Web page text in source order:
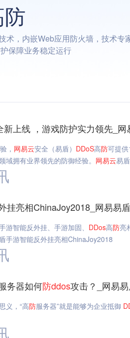
术，内嵌Web应用防火墙，技术专
保障业务稳定运行
新上线 ，游戏防护实力领先_网
， 网易云安全（易盾） DDoS高防可提
拥有业界领先的防御经验。 网易云易盾
挂亮相ChinaJoy2018_网易易盾
游智能反外挂、手游加固、 DDos高防亮
手游智能反外挂亮相ChinaJoy2018
务器如何防ddos攻击？_网易
义，“高防服务器”就是能够为企业抵御